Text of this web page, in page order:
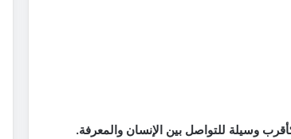
وسيلة للتواصل بين الإنسان والمعرفة.